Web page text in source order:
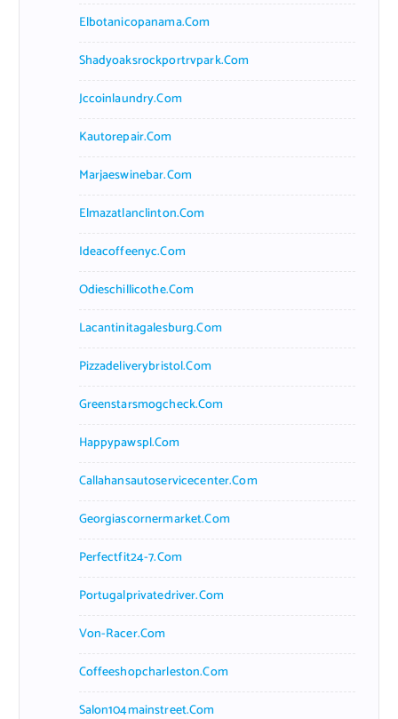
Elbotanicopanama.com
Shadyoaksrockportrvpark.com
Jccoinlaundry.com
Kautorepair.com
Marjaeswinebar.com
Elmazatlanclinton.com
Ideacoffeenyc.com
Odieschillicothe.com
Lacantinitagalesburg.com
Pizzadeliverybristol.com
Greenstarsmogcheck.com
Happypawspl.com
Callahansautoservicecenter.com
Georgiascornermarket.com
Perfectfit24-7.com
Portugalprivatedriver.com
Von-Racer.com
Coffeeshopcharleston.com
Salon104mainstreet.com